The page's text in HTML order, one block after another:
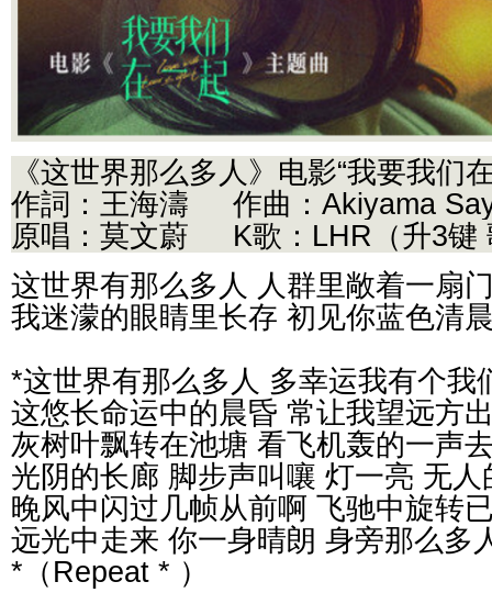
《这世界那么多人》电影“我要我们
作詞：王海濤 作曲：Akiyama
原唱：莫文蔚 K歌：LHR（升3键
这世界有那么多人 人群里敞着一扇
我迷濛的眼睛里长存 初见你蓝色清
*这世界有那么多人 多幸运我有个我
这悠长命运中的晨昏 常让我望远方
灰树叶飘转在池塘 看飞机轰的一声
光阴的长廊 脚步声叫嚷 灯一亮 无人
晚风中闪过几帧从前啊 飞驰中旋转
远光中走来 你一身晴朗 身旁那么多
*（Repeat * ）